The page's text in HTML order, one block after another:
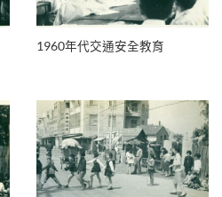
1960年代交通安全教育